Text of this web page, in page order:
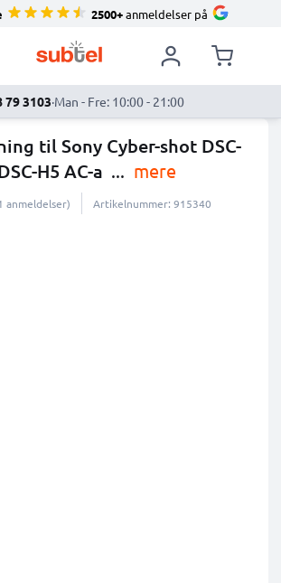
2500+anmeldelser på
79 3103·Man - Fre: 10:00 - 21:00
til Sony Cyber-shot DSC-
H5 AC-a ... mere
anmeldelser) Artikelnummer: 915340